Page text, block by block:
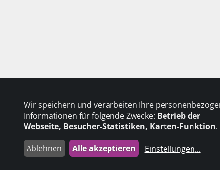
Wir speichern und verarbeiten Ihre
Informationen für folgende Zwecke: Betrieb der
Webseite, Besucher-Statistiken, Karten-Funktion.
Ablehnen Alle akzeptieren Einstellungen...